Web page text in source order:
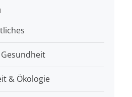
Gesundheit
& Ökologie